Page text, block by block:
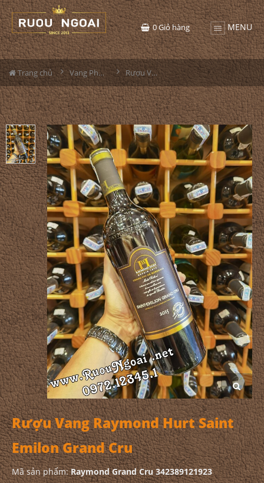
MENU
0Giỏ hàng
Trang chủ Vang Pháp Rượu Vang Raymond Hurt Saint Emilon Grand Cru
Rượu Vang Raymond Hurt Saint
Emilon Grand Cru
Mã sản phẩm:Raymond Grand Cru 342389121923